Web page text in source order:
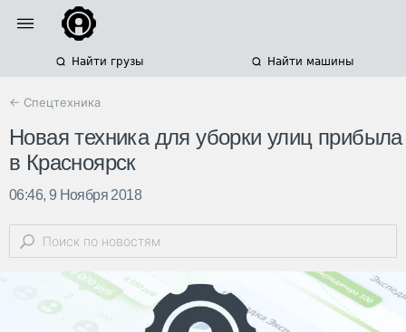
Найти грузы Найти машины
← Спецтехника
Новая техника для уборки улиц прибыла
в Красноярск
06:46, 9 Ноября 2018